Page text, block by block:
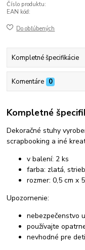
Číslo produktu:
EAN kód:
Do obľúbených
Kompletné špecifikácie
Komentáre 0
Kompletné
Dekoračné stuhy
scrapbooking a iné
v balení: 2 ks
farba: zlatá,
rozmer: 0,5 cm x
Upozornenie:
nebezpečenstvo
používajte
nevhodné pre